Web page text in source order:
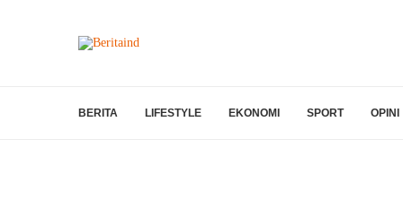
BERITA LIFESTYLE EKONOMI SPORT OPINI